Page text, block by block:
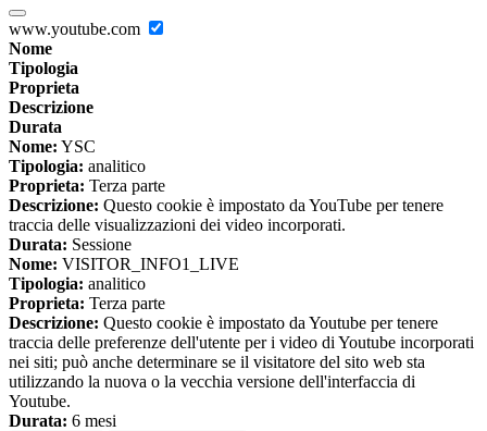
www.youtube.com
Nome
Tipologia
Proprieta
Descrizione
Durata
Nome: YSC
Tipologia: analitico
Proprieta: Terza parte
Descrizione: Questo cookie è impostato da YouTube per tenere
traccia delle visualizzazioni dei video incorporati.
Durata: Sessione
Nome: VISITOR_INFO1_LIVE
Tipologia: analitico
Proprieta: Terza parte
Descrizione: Questo cookie è impostato da Youtube per tenere
traccia delle preferenze dell'utente per i video di Youtube incorporati
nei siti; può anche determinare se il visitatore del sito web sta
utilizzando la nuova o la vecchia versione dell'interfaccia di
Youtube.
Durata: 6 mesi